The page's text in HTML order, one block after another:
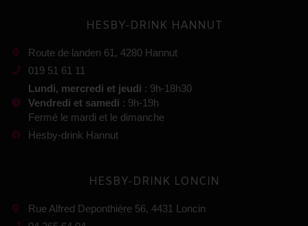
HESBY-DRINK HANNUT
Route de landen 61, 4280 Hannut
019 51 61 11
Lundi, mercredi et jeudi : 9h-18h30
Vendredi et samedi : 9h-19h
Fermé le mardi et le dimanche
Hesby-drink Hannut
HESBY-DRINK LONCIN
Rue Alfred Deponthière 56, 4431 Loncin